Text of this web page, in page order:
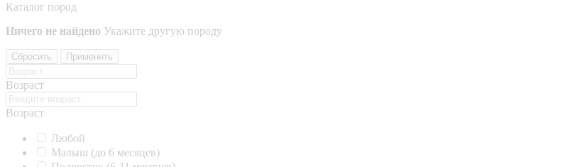
Каталог пород
Ничего не найдено Укажите другую породу
Сбросить Применить
Возраст
Возраст
Любой
Малыш (до 6 месяцев)